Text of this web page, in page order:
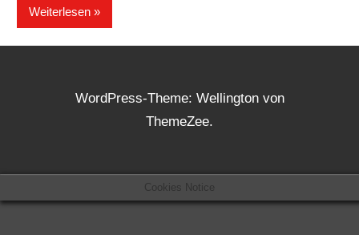
Weiterlesen
WordPress-Theme: Wellington von
ThemeZee.
Cookies Notice